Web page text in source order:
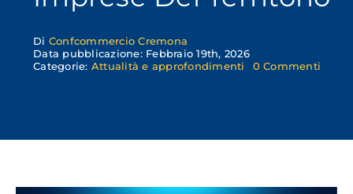
Di Confcommercio Cremona
Data pubblicazione: Febbraio 19th, 2026
Categorie: Attualità e approfondimenti 0 Commenti